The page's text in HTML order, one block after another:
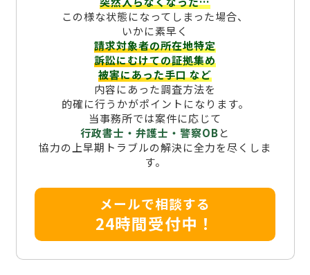
この様な状態になってしまった場合、
いかに素早く
請求対象者の所在地特定
訴訟にむけての証拠集め
被害にあった手口など
内容にあった調査方法を
的確に行うかがポイントになります。
当事務所では案件に応じて
行政書士・弁護士・警察OBと
協力の上早期トラブルの解決に全力を尽くしま
す。
メールで相談する
24時間受付中！